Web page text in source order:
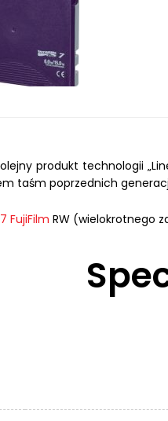
produkt technologii
taśm poprzednich
FujiFilm RW (wielokrotnego